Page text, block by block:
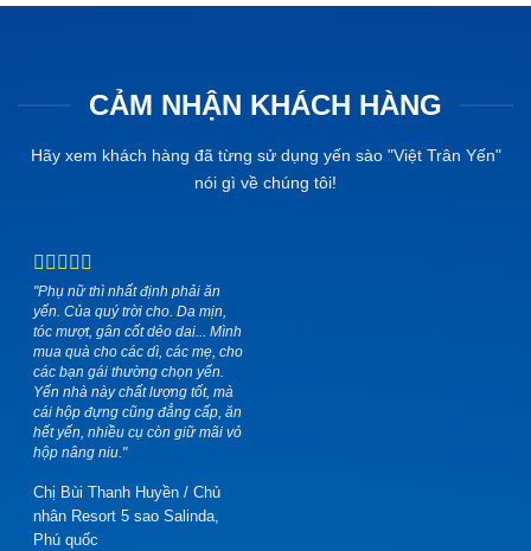
CẢM NHẬN KHÁCH HÀNG
Hãy xem khách hàng đã từng sử dụng yến sào "Việt Trân Yến"
nói gì về chúng tôi!
"Phụ nữ thì nhất định phải ăn
yến. Của quý trời cho. Da mịn,
tóc mượt, gân cốt dẻo dai... Mình
mua quà cho các dì, các mẹ, cho
các bạn gái thường chọn yến.
Yến nhà này chất lượng tốt, mà
cái hộp đựng cũng đẳng cấp, ăn
hết yến, nhiều cụ còn giữ mãi vỏ
hộp nâng niu."
Chị Bùi Thanh Huyền / Chủ
nhân Resort 5 sao Salinda,
Phú quốc